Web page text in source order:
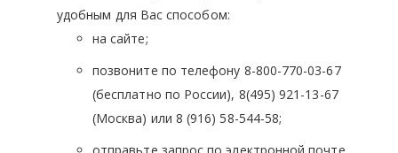
удобным для Вас способом:
на сайте;
позвоните по телефону 8-800-770-03-67
(бесплатно по России), 8(495) 921-13-67
(Москва) или 8 (916) 58-544-58;